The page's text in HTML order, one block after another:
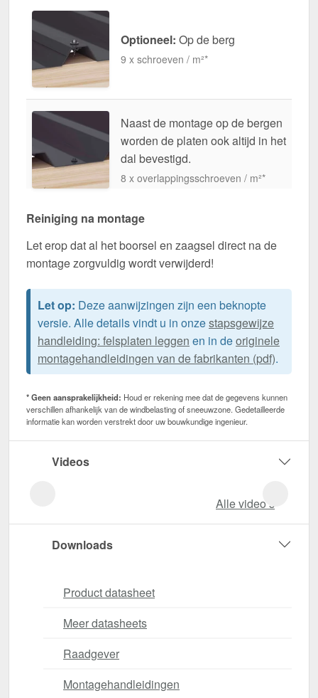
Optioneel: Op de berg
9 x schroeven / m²*
Naast de montage op de bergen
worden de platen ook altijd in het
dal bevestigd.
8 x overlappingsschroeven / m²*
Reiniging na montage
Let erop dat al het boorsel en zaagsel direct na de
montage zorgvuldig wordt verwijderd!
Let op: Deze aanwijzingen zijn een beknopte
versie. Alle details vindt u in onzestapsgewijze
handleiding: felsplaten leggen en in deoriginele
montagehandleidingen van de fabrikanten (pdf).
* Geen aansprakelijkheid: Houd er rekening mee dat de gegevens kunnen
verschillen afhankelijk van de windbelasting of sneeuwzone. Gedetailleerde
informatie kan worden verstrekt door uw bouwkundige ingenieur.
Videos
Alle video‘s
Downloads
Product datasheet
Meer datasheets
Raadgever
Montagehandleidingen